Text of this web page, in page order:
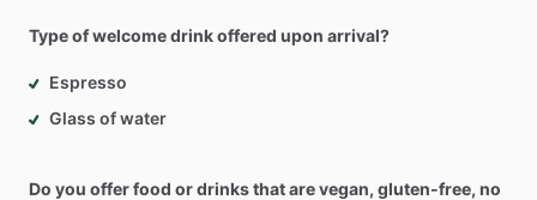
Type of welcome drink offered upon arrival?
Espresso
Glass of water
Do you offer food or drinks that are vegan, gluten-free, no